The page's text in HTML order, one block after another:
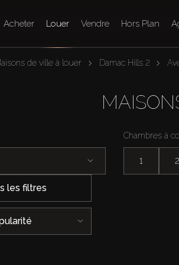
Acheter Louer Vendre Hors Plan
de ville à louer Damac Hills 2
Chambres à
1 2
les filtres